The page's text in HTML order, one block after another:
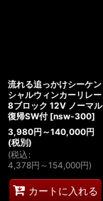
流れる追っかけシーケン
シャルウィンカーリレー
8ブロック 12V ノーマル
復帰SW付 [nsw-300]
3,980円 ～140,000円
(税別)
(税込 :
4,378円 ～154,000円)
カートに入れる